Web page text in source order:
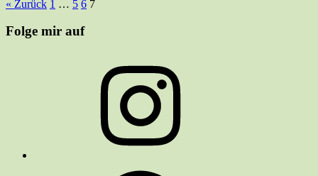
« Zurück 1 … 5 6 7
Folge mir auf